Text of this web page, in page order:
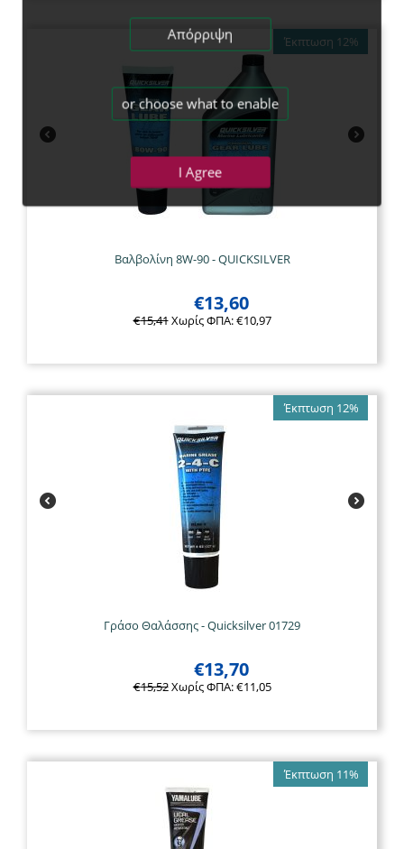
Έκπτωση 12%
Βαλβολίνη 8W-90 - QUICKSILVER
€15,41
€13,60
Χωρίς ΦΠΑ:€10,97
Έκπτωση 12%
Γράσο Θαλάσσης - Quicksilver 01729
€15,52
€13,70
Χωρίς ΦΠΑ:€11,05
Έκπτωση 11%
Απόρριψη
or choose what to enable
I Agree